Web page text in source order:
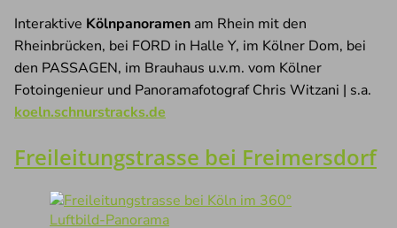
Interaktive Kölnpanoramen am Rhein mit den
Rheinbrücken, bei FORD in Halle Y, im Kölner Dom, bei
den PASSAGEN, im Brauhaus u.v.m. vom Kölner
Fotoingenieur und Panoramafotograf Chris Witzani | s.a.
koeln.schnurstracks.de
Freileitungstrasse bei Freimersdorf